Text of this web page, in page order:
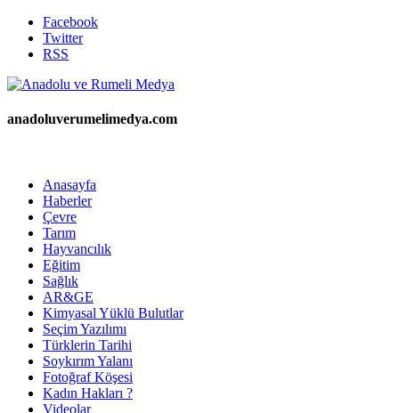
Facebook
Twitter
RSS
anadoluverumelimedya.com
Anasayfa
Haberler
Çevre
Tarım
Hayvancılık
Eğitim
Sağlık
AR&GE
Kimyasal Yüklü Bulutlar
Seçim Yazılımı
Türklerin Tarihi
Soykırım Yalanı
Fotoğraf Köşesi
Kadın Hakları ?
Videolar